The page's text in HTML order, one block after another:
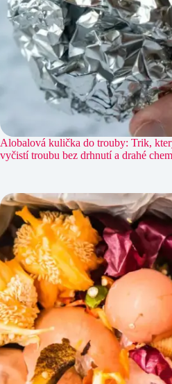
Alobalová kulička do trouby: Trik,
vyčistí troubu bez drhnutí a drahé